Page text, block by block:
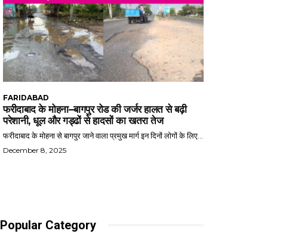
FARIDABAD
फरीदाबाद के मोहना–बागपुर रोड की जर्जर हालत से बढ़ी
परेशानी, धूल और गड्ढों से हादसों का खतरा तेज
फरीदाबाद के मोहना से बागपुर जाने वाला प्रमुख मार्ग इन दिनों लोगों के लिए...
December 8, 2025
Popular Category